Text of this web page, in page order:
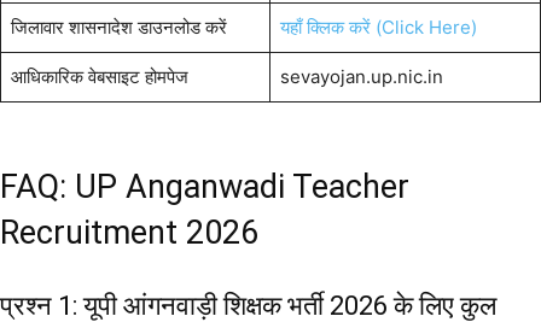
जिलावार शासनादेश डाउनलोड करें यहाँ क्लिक करें (Click Here)
आधिकारिक वेबसाइट होमपेज sevayojan.up.nic.in
FAQ: UP Anganwadi Teacher
Recruitment 2026
प्रश्न 1: यूपी आंगनवाड़ी शिक्षक भर्ती 2026 के लिए कुल